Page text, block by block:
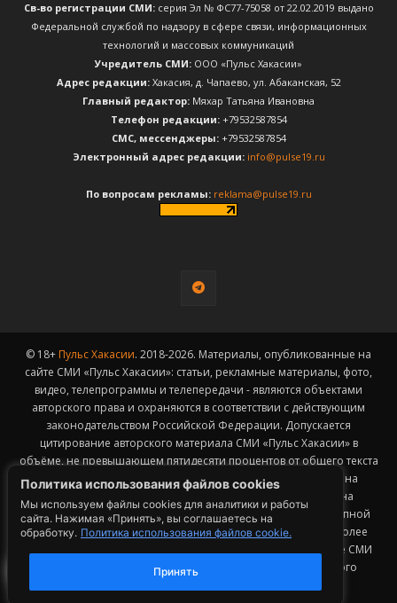
Политика использования файлов cookies
Мы используем файлы cookies для аналитики и работы
сайта. Нажимая «Принять», вы соглашаетесь на
обработку. Политика использования файлов cookie.
Принять
Св-во регистрации СМИ:серия Эл № ФС77-75058 от 22.02.2019 выдано
Федеральной службой по надзору в сфере связи, информационных
технологий и массовых коммуникаций
Учредитель СМИ: ООО «Пульс Хакасии»
Адрес редакции:Хакасия, д. Чапаево, ул. Абаканская, 52
Главный редактор: Мяхар Татьяна Ивановна
Телефон редакции:+79532587854
CМС, мессенджеры:+79532587854
Электронный адрес редакции: info@pulse19.ru
По вопросам рекламы: reklama@pulse19.ru
© 18+ Пульс Хакасии. 2018-2026. Материалы, опубликованные на
сайте СМИ «Пульс Хакасии»: статьи, рекламные материалы, фото,
видео, телепрограммы и телепередачи - являются объектами
авторского права и охраняются в соответствии с действующим
законодательством Российской Федерации. Допускается
цитирование авторского материала СМИ «Пульс Хакасии» в
объёме, не превышающем пятидесяти процентов от общего текста
публикации с обязательным размещением гиперссылки на
страницу заимствования материала. Гиперссылка должна
размещаться в тексте цитируемого материала и быть доступной
для индексации поисковыми системами. Заимствование более
50% общего объема материала, опубликованного на сайте СМИ
«Пульс Хакасии», возможно исключительно с письменного